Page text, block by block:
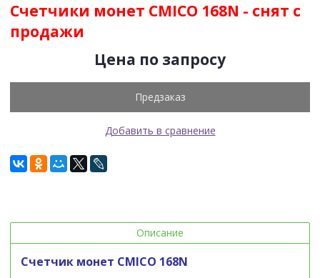
Счетчики монет CMICO 168N - снят с
продажи
Цена по запросу
Предзаказ
Добавить в сравнение
Описание
Счетчик монет CMICO 168N